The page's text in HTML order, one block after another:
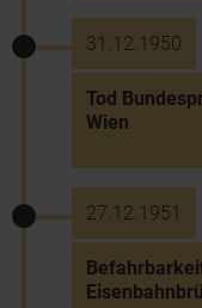
31.12.1950
Tod
Wien
27.12.1951